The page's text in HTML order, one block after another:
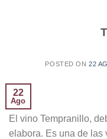
POSTED ON22
22
Ago
El vino Tempranillo,
elabora. Es una de las